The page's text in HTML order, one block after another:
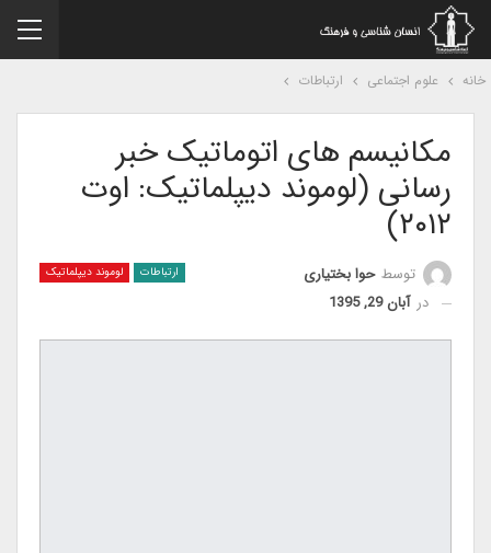
علوم اجتماعی ارتباطات
مکانیسم های اتوماتیک خبر
رسانی (لوموند دیپلماتیک: اوت
۲۰۱۲)
ارتباطات لوموند دیپلماتیک توسطحوا بختیاری
درآبان 29, 1395